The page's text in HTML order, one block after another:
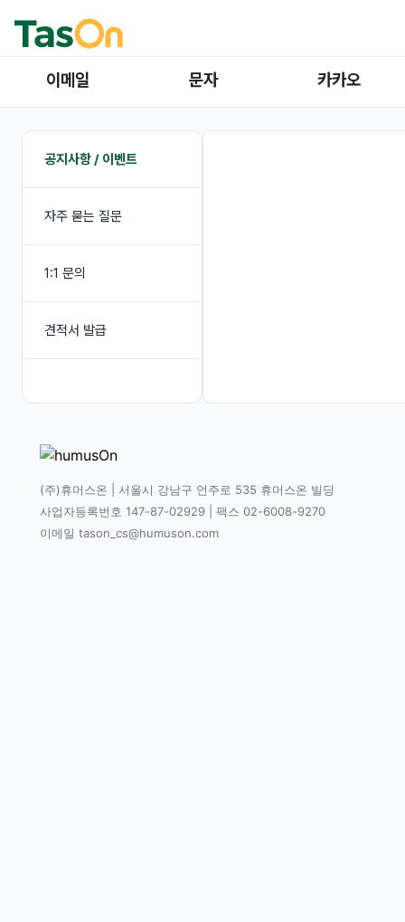
이메일 문자 카카오
공지사항 / 이벤트
자주 묻는 질문
1:1 문의
견적서 발급
(주)휴머스온 | 서울시 강남구 언주로 535 휴머스온 빌딩
사업자등록번호 147-87-02929 | 팩스 02-6008-9270
이메일 tason_cs@humuson.com